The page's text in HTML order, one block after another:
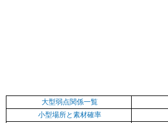
大型弱点関係一覧
小型場所と素材確率